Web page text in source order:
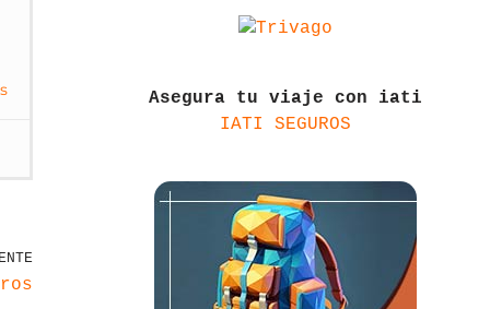
Asegura tu viaje con iati
IATI SEGUROS